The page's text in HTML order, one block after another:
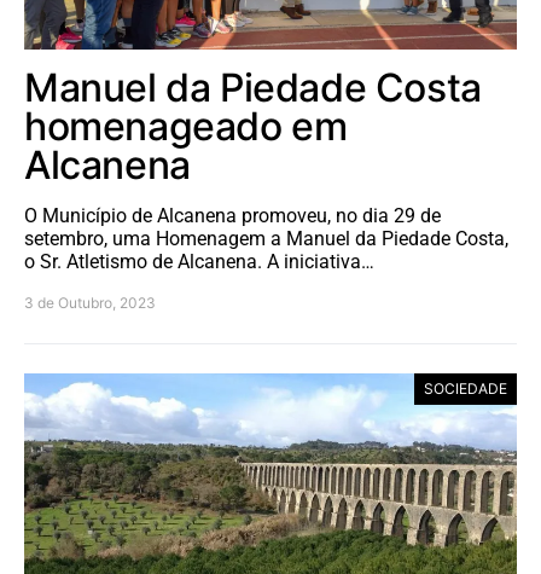
Manuel da Piedade Costa
homenageado em
Alcanena
O Município de Alcanena promoveu, no dia 29 de
setembro, uma Homenagem a Manuel da Piedade Costa,
o Sr. Atletismo de Alcanena. A iniciativa…
3 de Outubro, 2023
SOCIEDADE